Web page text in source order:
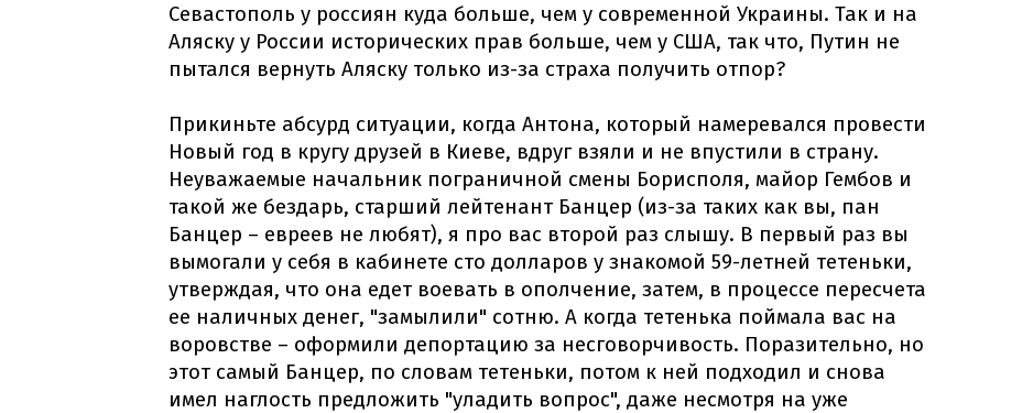
Севастополь у россиян куда больше, чем у современной Украины. Так и на
Аляску у России исторических прав больше, чем у США, так что, Путин не
пытался вернуть Аляску только из-за страха получить отпор?
Прикиньте абсурд ситуации, когда Антона, который намеревался провести
Новый год в кругу друзей в Киеве, вдруг взяли и не впустили в страну.
Неуважаемые начальник пограничной смены Борисполя, майор Гембов и
такой же бездарь, старший лейтенант Банцер (из-за таких как вы, пан
Банцер – евреев не любят), я про вас второй раз слышу. В первый раз вы
вымогали у себя в кабинете сто долларов у знакомой 59-летней тетеньки,
утверждая, что она едет воевать в ополчение, затем, в процессе пересчета
ее наличных денег, "замылили" сотню. А когда тетенька поймала вас на
воровстве – оформили депортацию за несговорчивость. Поразительно, но
этот самый Банцер, по словам тетеньки, потом к ней подходил и снова
имел наглость предложить "уладить вопрос", даже несмотря на уже